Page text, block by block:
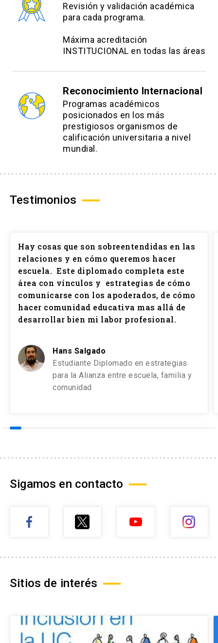
Revisión y validación académica
para cada programa.
Máxima acreditación
INSTITUCIONAL en todas las áreas
Reconocimiento Internacional
Programas académicos
posicionados en los más
prestigiosos organismos de
calificación universitaria a nivel
mundial.
Testimonios
Hay cosas que son sobreentendidas en las
relaciones y en cómo queremos hacer
escuela. Este diplomado completa este
área con vínculos y estrategias de cómo
comunicarse con los apoderados, de cómo
hacer comunidad educativa mas allá de
desarrollar bien mi labor profesional.
Hans Salgado
Estudiante Diplomado en estrategias
para la Alianza entre escuela, familia y
comunidad
Sigamos en contacto
Sitios de interés